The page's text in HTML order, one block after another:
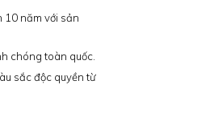
10 năm với sản
chóng toàn quốc.
sắc độc quyền từ